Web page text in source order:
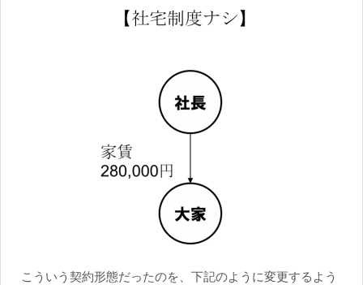
こういう契約形態だったのを、下記のように変更するよう